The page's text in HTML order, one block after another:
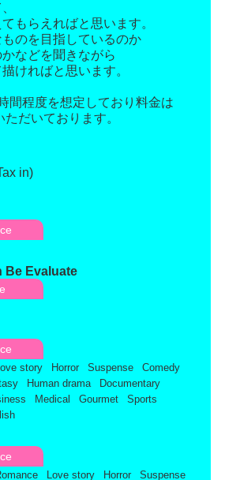
もらえればと思います。
のを目指しているのか
などを聞きながら
ければと思います。
間程度を想定しており料金は
だいております。
in)
Be Evaluate
story Horror Suspense
Comedy
Human drama
Documentary
Medical Gourmet
Sports
Love story Horror Suspense